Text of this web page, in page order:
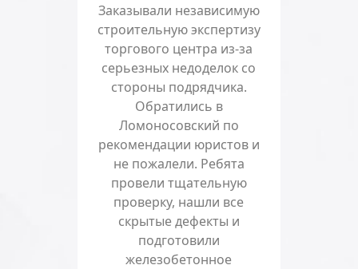
Заказывали независимую
строительную экспертизу
торгового центра из-за
серьезных недоделок со
стороны подрядчика.
Обратились в
Ломоносовский по
рекомендации юристов и
не пожалели. Ребята
провели тщательную
проверку, нашли все
скрытые дефекты и
подготовили
железобетонное